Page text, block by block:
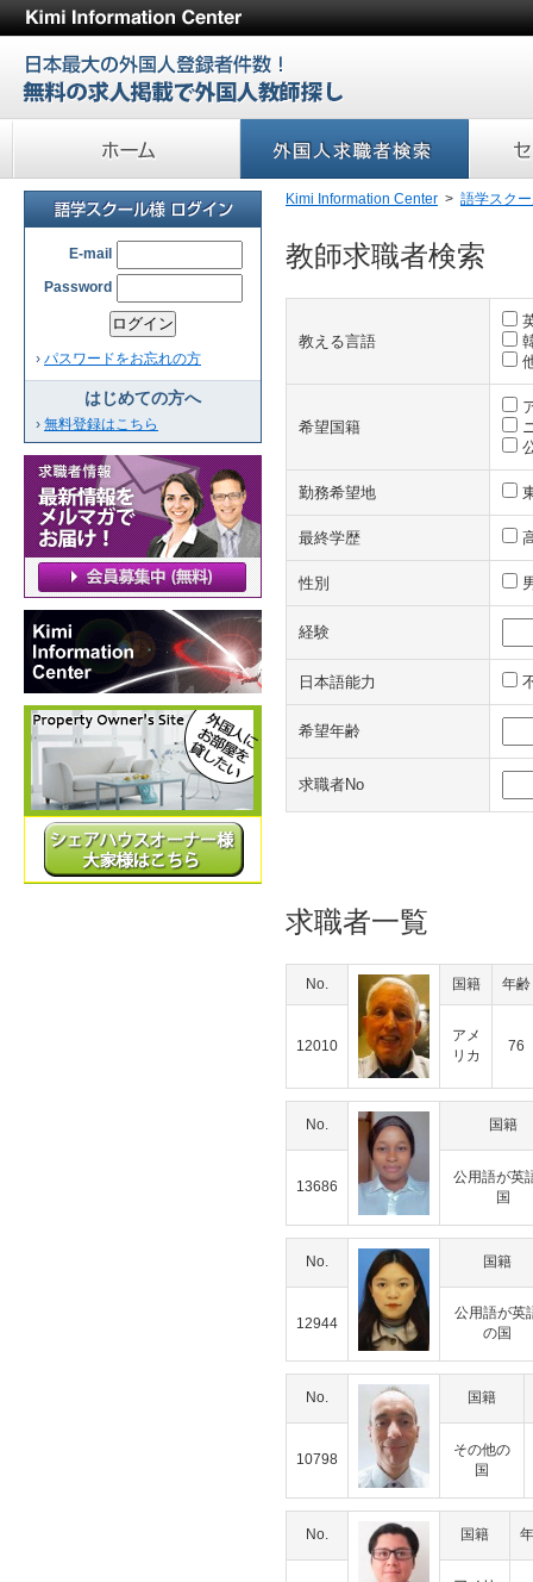
ホーム 求職者検索
Kimi Information Center > 語学スク
教師求職者検索
教える言語
希望国籍
勤務希望地
最終学歴
性別
経験
日本語能力
希望年齢
求職者No
求職者一覧
No. 国籍 年齢
12010
アメ
リカ
76
No. 国籍
13686
公用語が英
国
No. 国籍
12944
公用語が英
の国
No. 国籍
10798
その他の
国
No. 国籍
不動産会社様 ログイン
E-mail
Password
› パスワードをお忘れの方
はじめての方へ
› 無料登録はこちら